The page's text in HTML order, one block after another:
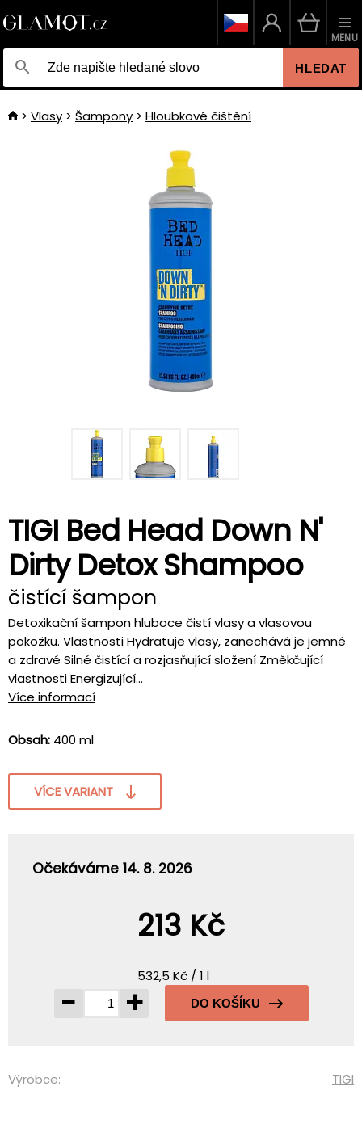
HLEDAT
MENU
Vlasy Šampony Hloubkové čištění
TIGI Bed Head Down N'
Dirty Detox Shampoo
čistící šampon
Detoxikační šampon hluboce čistí vlasy a vlasovou
pokožku. Vlastnosti Hydratuje vlasy, zanechává je jemné
a zdravé Silné čistící a rozjasňující složení Změkčující
vlastnosti Energizující...
Více informací
Obsah: 400 ml
VÍCE VARIANT
Očekáváme 14. 8. 2026
213 Kč
532,5 Kč / 1 l
- + DO KOŠÍKU
Výrobce: TIGI